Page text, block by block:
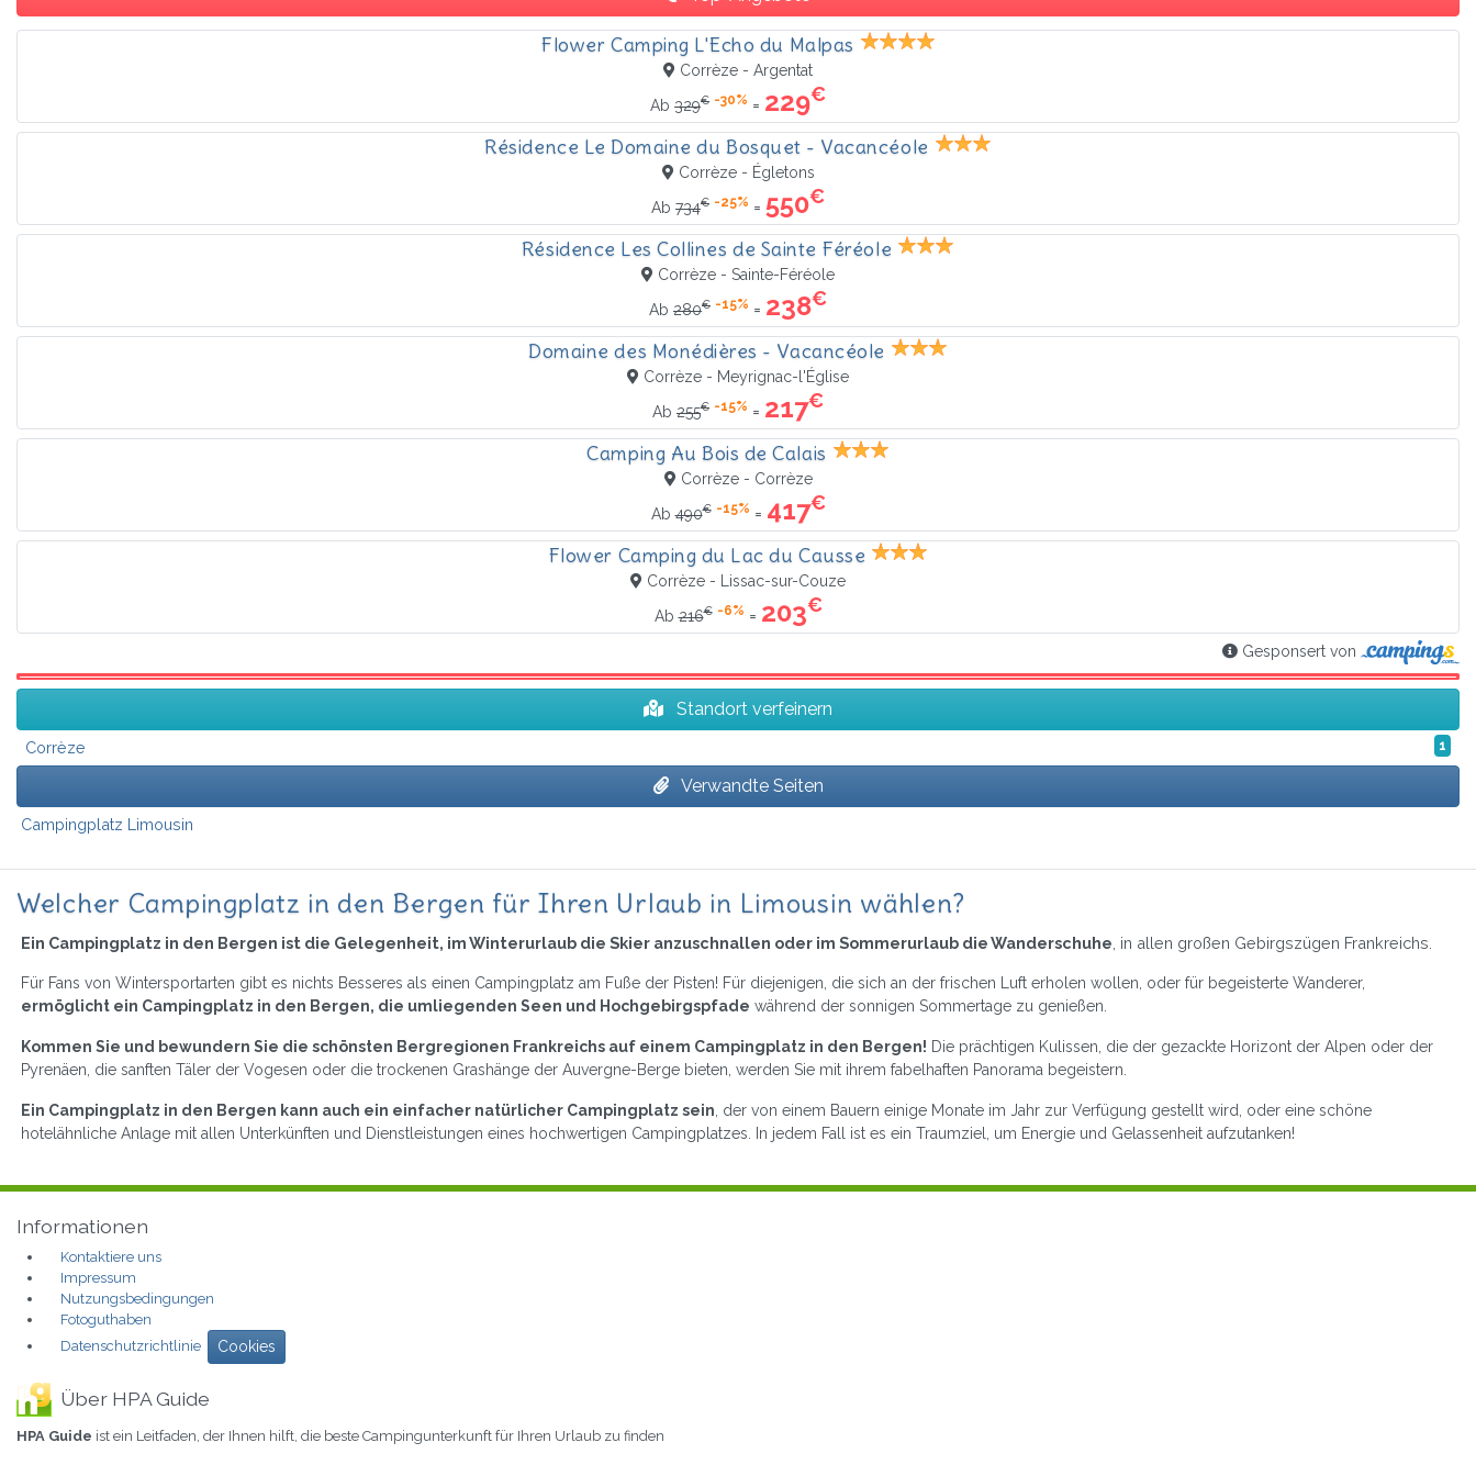
Flower Camping L'Echo du Malpas
Corrèze - Argentat
Ab 329€ -30% = 229€
Résidence Le Domaine du Bosquet - Vacancéole
Corrèze - Égletons
Ab 734€ -25% = 550€
Résidence Les Collines de Sainte Féréole
Corrèze - Sainte-Féréole
Ab 280€ -15% = 238€
Domaine des Monédières - Vacancéole
Corrèze - Meyrignac-l'Église
Ab 255€ -15% = 217€
Camping Au Bois de Calais
Corrèze - Corrèze
Ab490€ -15% = 417€
Flower Camping du Lac du Causse
Corrèze - Lissac-sur-Couze
Ab216€ -6% = 203€
Gesponsert von
Standort verfeinern
Corrèze 1
Verwandte Seiten
Campingplatz Limousin
Welcher Campingplatz in den Bergen für Ihren Urlaub in Limousin wählen?
Ein Campingplatz in den Bergen ist die Gelegenheit, im Winterurlaub die Skier anzuschnallen oder im Sommerurlaub die Wanderschuhe , in allen großen Gebirgszügen Frankreichs.
Für Fans von Wintersportarten gibt es nichts Besseres als einen Campingplatz am Fuße der Pisten! Für diejenigen, die sich an der frischen Luft erholen wollen, oder für begeisterte Wanderer,
ermöglicht ein Campingplatz in den Bergen, die umliegenden Seen und Hochgebirgspfade während der sonnigen Sommertage zu genießen.
Kommen Sie und bewundern Sie die schönsten Bergregionen Frankreichs auf einem Campingplatz in den Bergen! Die prächtigen Kulissen, die der gezackte Horizont der Alpen oder der
Pyrenäen, die sanften Täler der Vogesen oder die trockenen Grashänge der Auvergne-Berge bieten, werden Sie mit ihrem fabelhaften Panorama begeistern.
Ein Campingplatz in den Bergen kann auch ein einfacher natürlicher Campingplatz sein , der von einem Bauern einige Monate im Jahr zur Verfügung gestellt wird, oder eine schöne
hotelähnliche Anlage mit allen Unterkünften und Dienstleistungen eines hochwertigen Campingplatzes. In jedem Fall ist es ein Traumziel, um Energie und Gelassenheit aufzutanken!
Informationen
Kontaktiere uns
Impressum
Nutzungsbedingungen
Fotoguthaben
Datenschutzrichtlinie
Cookies
Über HPA Guide
HPA Guide ist ein Leitfaden, der Ihnen hilft, die beste Campingunterkunft für Ihren Urlaub zu finden